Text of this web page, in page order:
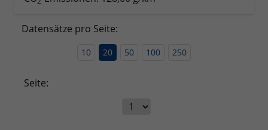
Datensätze pro Seite:
10 20 50 100 250
Seite: